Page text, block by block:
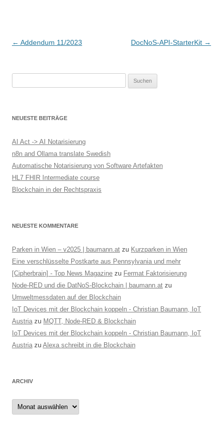
B
s
-
N
a
g
t
i
o
n
← Addendum 11/2023 DocNoS-API-StarterKit →
NEUESTE BEITRÄGE
AI Act -> AI Notarisierung
n8n and Ollama translate Swedish
Automatische Notarisierung von Software Artefakten
HL7 FHIR Intermediate course
Blockchain in der Rechtspraxis
NEUESTE KOMMENTARE
Parken in Wien – v2025 | baumann.at zu Kurzparken in Wien
Eine verschlüsselte Postkarte aus Pennsylvania und mehr
[Cipherbrain] - Top News Magazine zu Fermat Faktorisierung
Node-RED und die DatNoS-Blockchain | baumann.at zu
Umweltmessdaten auf der Blockchain
IoT Devices mit der Blockchain koppeln - Christian Baumann, IoT
Austria zu MQTT, Node-RED & Blockchain
IoT Devices mit der Blockchain koppeln - Christian Baumann, IoT
Austria zu Alexa schreibt in die Blockchain
ARCHIV
Archiv